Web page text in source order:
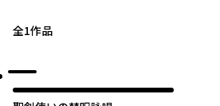
全1作品